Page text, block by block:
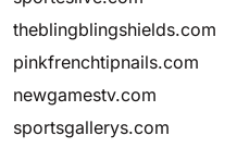
theblingblingshields.com
pinkfrenchtipnails.com
newgamestv.com
sportsgallerys.com